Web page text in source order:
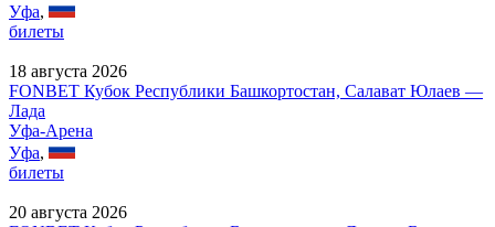
Уфа,
билеты
18 августа 2026
FONBET Кубок Республики Башкортостан, Салават Юлаев —
Лада
Уфа-Арена
Уфа,
билеты
20 августа 2026